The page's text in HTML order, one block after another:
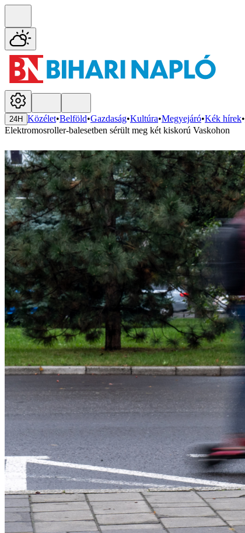
24H Közélet•Belföld•Gazdaság•Kultúra•Megyejáró•Kék hírek•
Elektromosroller-balesetben sérült meg két kiskorú Vaskohon